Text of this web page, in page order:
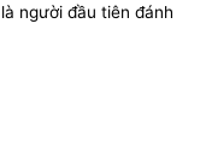
người đầu tiên đánh